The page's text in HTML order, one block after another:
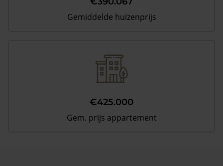
Gemiddelde huizenprijs
€425.000
Gem. prijs appartement